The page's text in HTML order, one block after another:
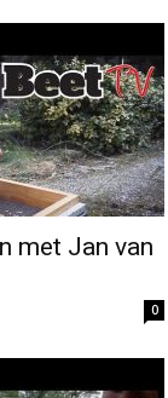
met Jan van
0